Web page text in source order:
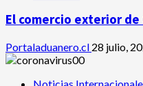
El comercio exterior
Portaladuanero.cl 28 julio,